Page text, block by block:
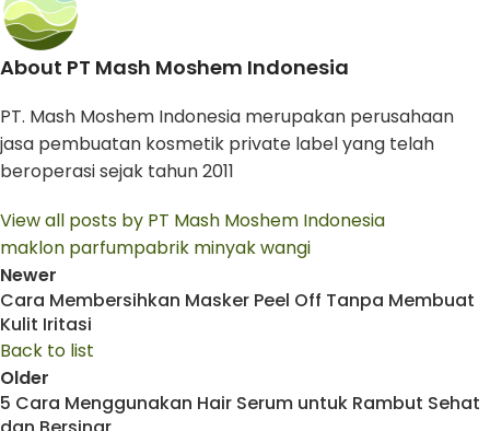
About PT Mash Moshem Indonesia
PT. Mash Moshem Indonesia merupakan perusahaan
jasa pembuatan kosmetik private label yang telah
beroperasi sejak tahun 2011
View all posts by PT Mash Moshem Indonesia
maklon parfumpabrik minyak wangi
Newer
Cara Membersihkan Masker Peel Off Tanpa Membuat
Kulit Iritasi
Back to list
Older
5 Cara Menggunakan Hair Serum untuk Rambut Sehat